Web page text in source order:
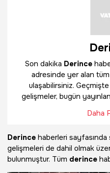
Son dakika Derince
adresinde yer alan
ulaşabilirsiniz.
gelişmeler, bugün
Daha
Derince haberleri
gelişmeleri de dahil olmak
bulunmuştur. Tüm derince